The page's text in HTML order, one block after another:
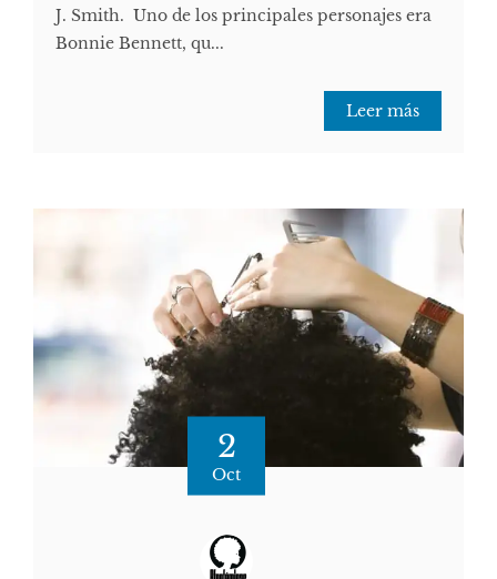
J. Smith. Uno de los principales personajes era
Bonnie Bennett, qu...
Leer más
2
Oct